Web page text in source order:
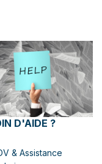
D'AIDE ?
& Assistance